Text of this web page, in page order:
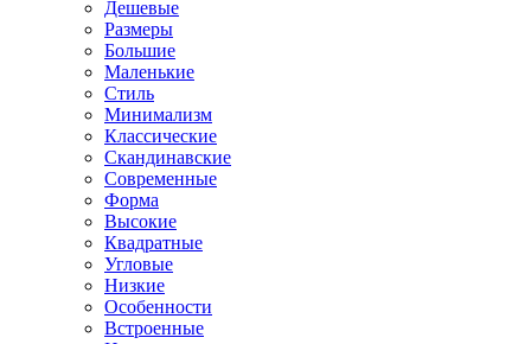
Дешевые
Размеры
Большие
Маленькие
Стиль
Минимализм
Классические
Скандинавские
Современные
Форма
Высокие
Квадратные
Угловые
Низкие
Особенности
Встроенные